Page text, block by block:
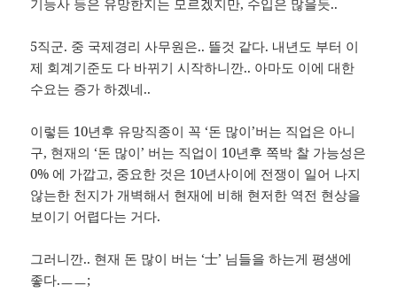
기능사 등은 유망한지는 모르겠지만, 수입은 많을듯..
5직군. 중 국제경리 사무원은.. 뜰것 같다. 내년도 부터 이
제 회계기준도 다 바뀌기 시작하니깐.. 아마도 이에 대한
수요는 증가 하겠네..
이렇든 10년후 유망직종이 꼭 ‘돈 많이’버는 직업은 아니
구, 현재의 ‘돈 많이’ 버는 직업이 10년후 쪽박 찰 가능성은
0% 에 가깝고, 중요한 것은 10년사이에 전쟁이 일어 나지
않는한 천지가 개벽해서 현재에 비해 현저한 역전 현상을
보이기 어렵다는 거다.
그러니깐.. 현재 돈 많이 버는 ‘士’ 님들을 하는게 평생에
좋다.ㅡㅡ;